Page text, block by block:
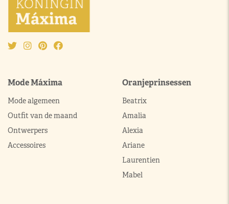
Mode Máxima
Mode algemeen
Outfit van de maand
Ontwerpers
Accessoires
Oranjeprinsessen
Beatrix
Amalia
Alexia
Ariane
Laurentien
Mabel